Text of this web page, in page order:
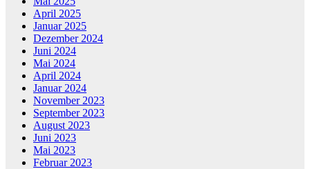
April 2025
Januar 2025
Dezember 2024
Juni 2024
Mai 2024
April 2024
Januar 2024
November 2023
September 2023
August 2023
Juni 2023
Mai 2023
Februar 2023